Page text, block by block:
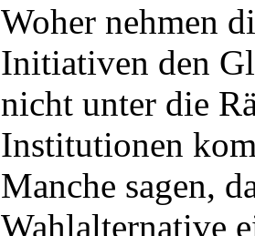
Woher nehmen
Initiativen den
nicht unter die
Institutionen
Manche sagen,
Wahlalternative